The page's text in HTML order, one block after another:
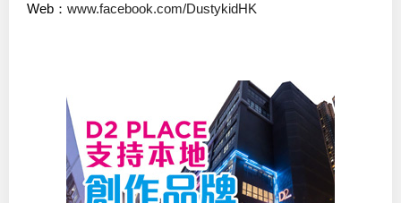
Web： www.facebook.com/DustykidHK